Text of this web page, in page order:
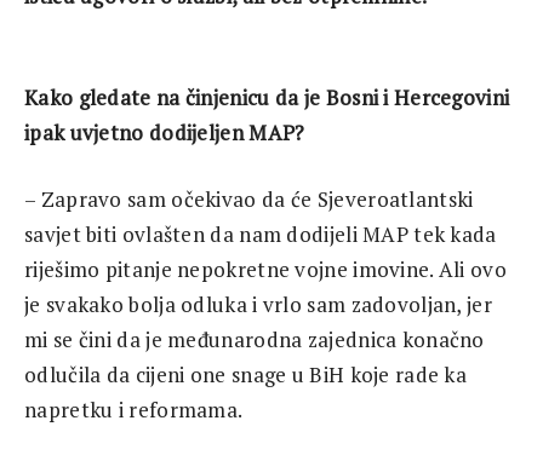
Kako gledate na činjenicu da je Bosni i Hercegovini
ipak uvjetno dodijeljen MAP?
– Zapravo sam očekivao da će Sjeveroatlantski
savjet biti ovlašten da nam dodijeli MAP tek kada
riješimo pitanje nepokretne vojne imovine. Ali ovo
je svakako bolja odluka i vrlo sam zadovoljan, jer
mi se čini da je međunarodna zajednica konačno
odlučila da cijeni one snage u BiH koje rade ka
napretku i reformama.